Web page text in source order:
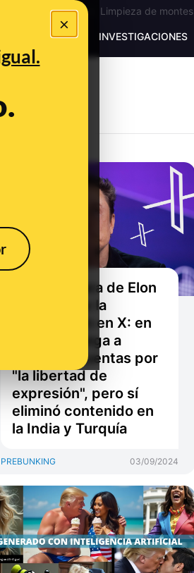
×
Bulos Ceuta • Limpieza de montes
PREBUNKING INVESTIGACIONES
La doble vara de Elon
Musk sobre la
moderación en X: en
Brasil se niega a
bloquear cuentas por
"la libertad de
expresión", pero sí
eliminó contenido en
la India y Turquía
PREBUNKING 03/09/2024